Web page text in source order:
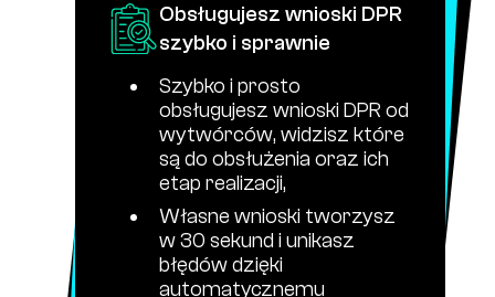
Obsługujesz wnioski DPR
szybko i sprawnie
Szybko i prosto
obsługujesz wnioski DPR od
wytwórców, widzisz które
są do obsłużenia oraz ich
etap realizacji,
Własne wnioski tworzysz
w 30 sekund i unikasz
błędów dzięki
automatycznemu
działasz efektywniej
Zbiorczo wystawiasz,
obsługujesz i odrzucasz
karty KPO,
Generujesz KEO
automatycznie dzięki
synchronizacji z BDO,
Korzystasz z indeksów
cenowych i podejmujesz
decyzje w oparciu o dane
Zapomnij o Excelu i
notatnikach - wszystkie informacje masz pod ręką, w jednej,
zoptymalizowanej bazie danych,
Dzięki automatyzacji